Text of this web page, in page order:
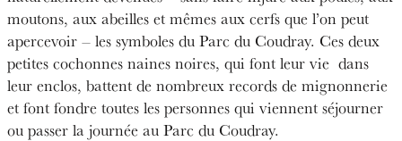
moutons, aux abeilles et mêmes aux cerfs que l’on peut
apercevoir – les symboles du Parc du Coudray. Ces deux
petites cochonnes naines noires, qui font leur vie dans
leur enclos, battent de nombreux records de mignonnerie
et font fondre toutes les personnes qui viennent séjourner
ou passer la journée au Parc du Coudray.